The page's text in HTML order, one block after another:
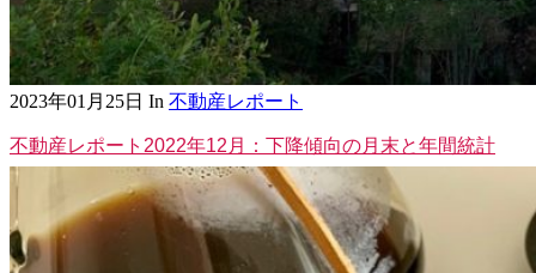
2023年01月25日 In 不動産レポート
不動産レポート2022年12月：下降傾向の月末と年間統計